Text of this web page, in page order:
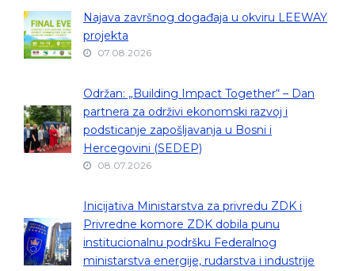
Najava završnog događaja u okviru LEEWAY
projekta
07.08.2026
Održan: „Building Impact Together“ – Dan
partnera za održivi ekonomski razvoj i
podsticanje zapošljavanja u Bosni i
Hercegovini (SEDEP)
08.07.2026
Inicijativa Ministarstva za privredu ZDK i
Privredne komore ZDK dobila punu
institucionalnu podršku Federalnog
ministarstva energije, rudarstva i industrije